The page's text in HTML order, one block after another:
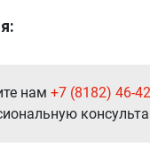
нам +7 (8182) 46-